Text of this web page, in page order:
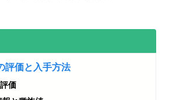
評価と入手方法
価